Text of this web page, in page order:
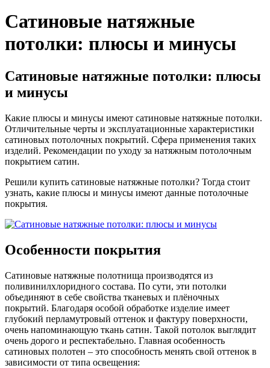
Сатиновые натяжные
потолки: плюсы и минусы
Сатиновые натяжные потолки: плюсы
и минусы
Какие плюсы и минусы имеют сатиновые натяжные потолки.
Отличительные черты и эксплуатационные характеристики
сатиновых потолочных покрытий. Сфера применения таких
изделий. Рекомендации по уходу за натяжным потолочным
покрытием сатин.
Решили купить сатиновые натяжные потолки? Тогда стоит
узнать, какие плюсы и минусы имеют данные потолочные
покрытия.
Особенности покрытия
Сатиновые натяжные полотнища производятся из
поливинилхлоридного состава. По сути, эти потолки
объединяют в себе свойства тканевых и плёночных
покрытий. Благодаря особой обработке изделие имеет
глубокий перламутровый оттенок и фактуру поверхности,
очень напоминающую ткань сатин. Такой потолок выглядит
очень дорого и респектабельно. Главная особенность
сатиновых полотен – это способность менять свой оттенок в
зависимости от типа освещения: